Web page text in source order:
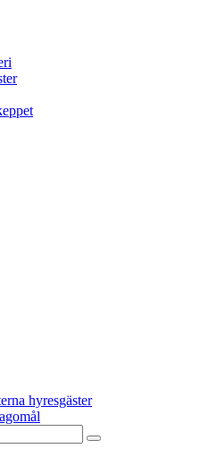
hyresgäster